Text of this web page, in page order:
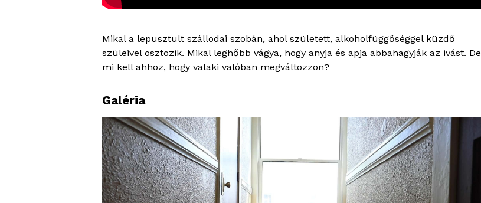
Mikal a lepusztult szállodai szobán, ahol született, alkoholfüggőséggel küzdő
szüleivel osztozik. Mikal leghőbb vágya, hogy anyja és apja abbahagyják az ivást. De
mi kell ahhoz, hogy valaki valóban megváltozzon?
Galéria